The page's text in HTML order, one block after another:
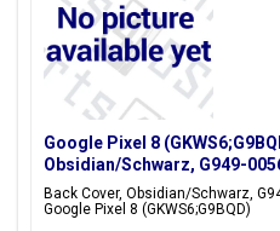
Google Pixel 8
Obsidian/Schwarz, G949-
Back Cover, Obsidian/Schwarz,
Google Pixel 8 (GKWS6;G9BQD)